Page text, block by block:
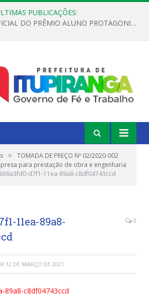
PUBLICAÇÕES:
REGULAMENTO OFICIAL DO PRÊMIO ALUNO PROTAGONISTA – EDIÇÃO 2026
»
TOMADA DE PREÇO Nº 02/2020-002
para prestação de obra e engenharia
869a3fd0-d7f1-11ea-89a8-c8df04743ccd
11ea-89a8-
0
12 DE MARÇO DE 2021
89a8-c8df04743ccd